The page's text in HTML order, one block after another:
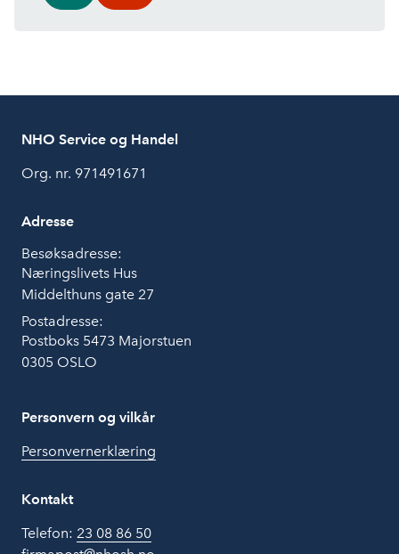
NHO Service og Handel
Org. nr. 971491671
Adresse
Besøksadresse:
Næringslivets Hus
Middelthuns gate 27
Postadresse:
Postboks 5473 Majorstuen
0305 OSLO
Personvern og vilkår
Personvernerklæring
Kontakt
Telefon: 23 08 86 50